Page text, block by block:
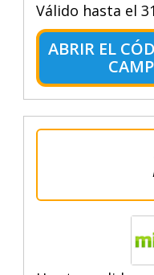
Válido hasta el
ABRIR EL